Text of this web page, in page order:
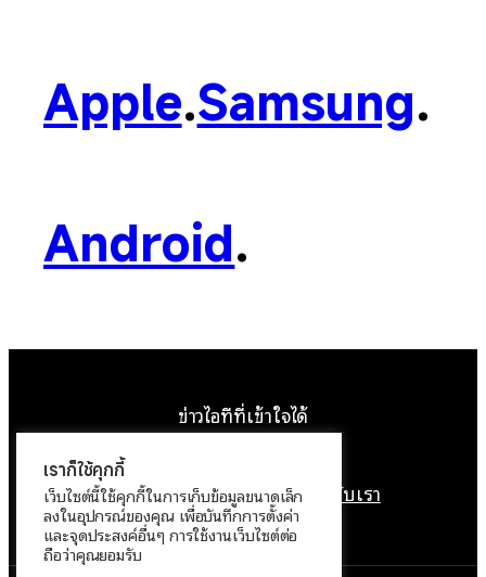
Apple.Samsung.
Android.
ข่าวไอทีที่เข้าใจได้
หน้าแรกติดต่อเราลิขสิทธิ์เกี่ยวกับเรา
นโยบายข้อมูลส่วนบุคคล
เราก็ใช้คุกกี้
เว็บไซต์นี้ใช้คุกกี้ในการเก็บข้อมูลขนาดเล็ก
ลงในอุปกรณ์ของคุณ เพื่อบันทึกการตั้งค่า
และจุดประสงค์อื่นๆ การใช้งานเว็บไซต์ต่อ
ถือว่าคุณยอมรับ